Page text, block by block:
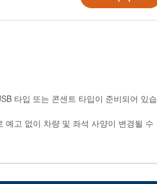
타입 또는 콘센트 타입이 준비되어 있습
예고 없이 차량 및 좌석 사양이 변경될 수